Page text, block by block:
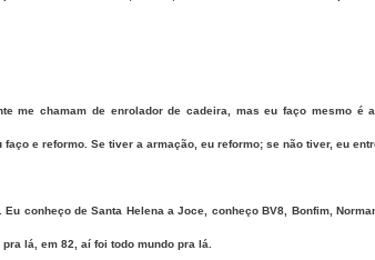
me chamam de enrolador de cadeira, mas eu faço mesmo é
e reformo. Se tiver a armação, eu reformo; se não tiver, eu
conheço de Santa Helena a Joce, conheço BV8, Bonfim,
lá, em 82, aí foi todo mundo pra lá.